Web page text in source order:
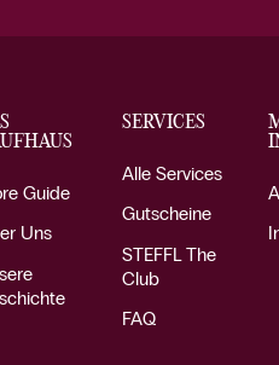
Guide
Uns
SERVICES
Alle Services
Gutscheine
STEFFL The
Club
FAQ